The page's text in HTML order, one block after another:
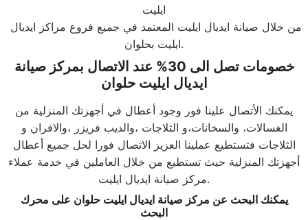
ايليت
ايليت بحلوان.
خصومات تصل الى 30% عند الاتصال بمركز صيانة
ايديال ايليت حلوان
يمكنك الأتصال علينا فور وجود أعطال في أجهزتك المنزلية من
الغسالات، والسخانات،و الثلاجات ،والديب فريزر ،والافران و
الثلاجات فتستطيع عملينا العزيز الاتصال فورا لحل جميع أعطال
أجهزتك المنزلية حيث تستطيع من خلال العاملين في خدمة عملاء
مركز صيانة ايديال ايليت.
يمكنك البحث عن مركز صيانة ايديال ايليت حلوان على محرك
البحث